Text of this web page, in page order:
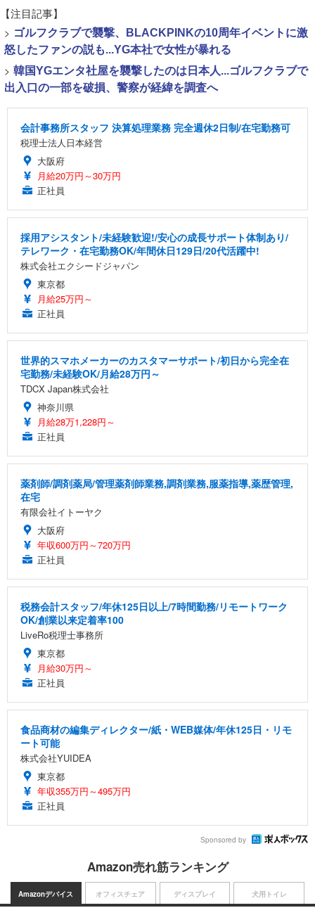
【注目記事】
> ゴルフクラブで襲撃、BLACKPINKの10周年イベントに激
怒したファンの説も...YG本社で女性が暴れる
> 韓国YGエンタ社屋を襲撃したのは日本人...ゴルフクラブで
出入口の一部を破損、警察が経緯を調査へ
会計事務所スタッフ 決算処理業務 完全週休2日制/在宅勤務可
税理士法人日本経営
大阪府
月給20万円～30万円
正社員
採用アシスタント/未経験歓迎!/安心の成長サポート体制あり/
テレワーク・在宅勤務OK/年間休日129日/20代活躍中!
株式会社エクシードジャパン
東京都
月給25万円～
正社員
世界的スマホメーカーのカスタマーサポート/初日から完全在
宅勤務/未経験OK/月給28万円～
TDCX Japan株式会社
神奈川県
月給28万1,228円～
正社員
薬剤師/調剤薬局/管理薬剤師業務,調剤業務,服薬指導,薬歴管理,
在宅
有限会社イトーヤク
大阪府
年収600万円～720万円
正社員
税務会計スタッフ/年休125日以上/7時間勤務/リモートワーク
OK/創業以来定着率100
LiveRo税理士事務所
東京都
月給30万円～
正社員
食品商材の編集ディレクター/紙・WEB媒体/年休125日・リモ
ート可能
株式会社YUIDEA
東京都
年収355万円～495万円
正社員
Sponsored by
Amazon売れ筋ランキング
Amazonデバイス オフィスチェア ディスプレイ 犬用トイレ